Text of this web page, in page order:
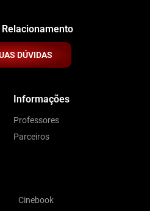
DÚVIDAS
Informações
Professores
Parceiros
Cinebook